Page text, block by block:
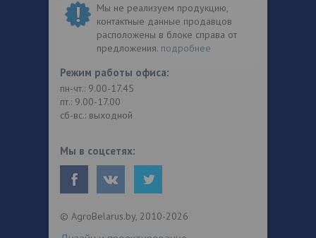
Мы не реализуем продукцию,
контактные данные продавцов
расположены в блоке справа от
предложения. подробнее
Режим работы офиса:
пн-чт.: 9.00-17.45
пт.: 9.00-17.00
сб-вс.: выходной
Мы в соцсетях:
© AgroBelarus.by, 2010-2026